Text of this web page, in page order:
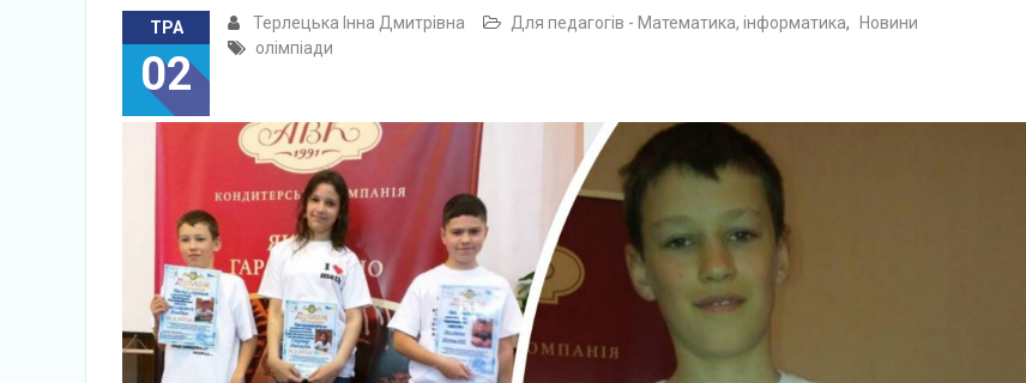
ТРА
02
Терлецька Інна Дмитрівна Для педагогів - Математика, інформатика,
Новини
олімпіади